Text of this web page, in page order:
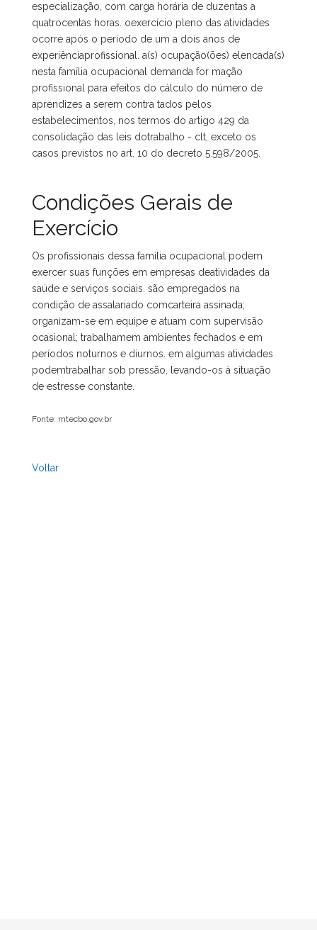
especialização, com carga horária de duzentas a
quatrocentas horas. oexercício pleno das atividades
ocorre após o período de um a dois anos de
experiênciaprofissional. a(s) ocupação(ões) elencada(s)
nesta família ocupacional demanda for mação
profissional para efeitos do cálculo do número de
aprendizes a serem contra tados pelos
estabelecimentos, nos termos do artigo 429 da
consolidação das leis dotrabalho - clt, exceto os
casos previstos no art. 10 do decreto 5.598/2005.
Condições Gerais de
Exercício
Os profissionais dessa família ocupacional podem
exercer suas funções em empresas deatividades da
saúde e serviços sociais. são empregados na
condição de assalariado comcarteira assinada;
organizam-se em equipe e atuam com supervisão
ocasional; trabalhamem ambientes fechados e em
períodos noturnos e diurnos. em algumas atividades
podemtrabalhar sob pressão, levando-os à situação
de estresse constante.
Fonte: mtecbo.gov.br
Voltar